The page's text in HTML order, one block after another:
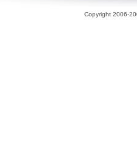
Copyright 2006-